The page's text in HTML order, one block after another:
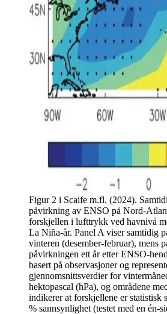
Figur 2 i Scaife m.fl. (2024).
påvirkning av ENSO på Nord-
forskjellen i lufttrykk ved havnivå
La Niña-år. Panel A viser samtidig
vinteren (desember-februar), mens
påvirkningen ett år etter ENSO-
basert på observasjoner og
gjennomsnittsverdier for
hektopascal (hPa), og områdene
indikerer at forskjellene er statistisk
% sannsynlighet (testet med en én-